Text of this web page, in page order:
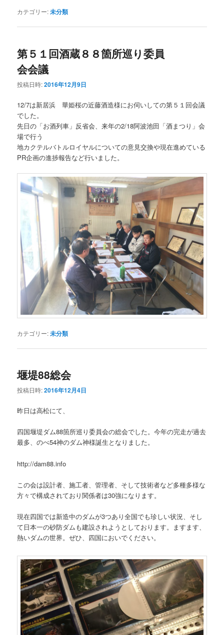
カテゴリー:未分類
第５１回酒蔵８８箇所巡り委員
会会議
投稿日時:2016年12月9日
12/7は新居浜 華姫桜の近藤酒造様にお伺いしての第５１回会議
でした。
先日の「お酒列車」反省会、来年の2/18阿波池田「酒まつり」会
場で行う
地カクテルバトルロイヤルについての意見交換や現在進めている
PR企画の進捗報告など行いました。
カテゴリー:未分類
堰堤88総会
投稿日時:2016年12月4日
昨日は高松にて、
四国堰堤ダム88箇所巡り委員会の総会でした。今年の完走が過去
最多、のべ54神のダム神様誕生となりました。
http://dam88.info
この会は設計者、施工者、管理者、そして技術者など多種多様な
方々で構成されており関係者は30強になります。
現在四国では新造中のダムが3つあり全国でも珍しい状況、そし
て日本一の砂防ダムも建設されようとしております。ますます、
熱いダムの世界。ぜひ、四国においでください。